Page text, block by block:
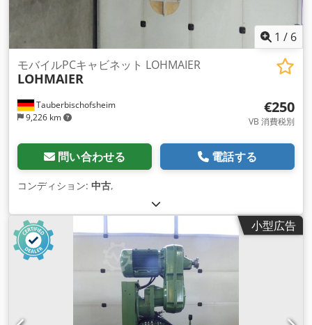
1 / 6
Tauberbischofsheim
9,226 km
モバイルPCキャビネット LOHMAIER
LOHMAIER
€250
VB 消費税別
問い合わせる 電話する
コンディション: 中古,
小型広告